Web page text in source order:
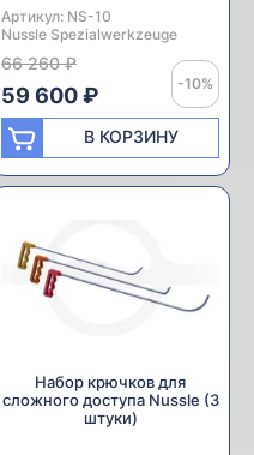
Артикул: NS-10
Производитель:
Nussle Spezialwerkzeuge
66 260 ₽
-10%
59 600 ₽
В КОРЗИНУ
Набор крючков для
сложного доступа Nussle (3
штуки)